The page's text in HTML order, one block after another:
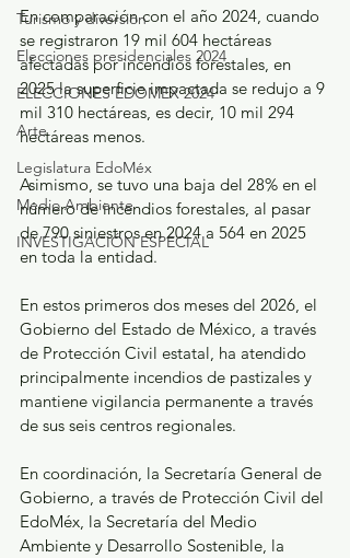
Turismo y diversión
Elecciones presidenciales 2024
ELECCIONES EDOMEX 2024
Arte
Legislatura EdoMéx
Medio Ambiente
INVESTIGACIÓN ESPECIAL
En comparación con el año 2024, cuando
se registraron 19 mil 604 hectáreas
afectadas por incendios forestales, en
2025 la superficie impactada se redujo a 9
mil 310 hectáreas, es decir, 10 mil 294
hectáreas menos.
Asimismo, se tuvo una baja del 28% en el
número de incendios forestales, al pasar
de 790 siniestros en 2024 a 564 en 2025
en toda la entidad.
En estos primeros dos meses del 2026, el
Gobierno del Estado de México, a través
de Protección Civil estatal, ha atendido
principalmente incendios de pastizales y
mantiene vigilancia permanente a través
de sus seis centros regionales.
En coordinación, la Secretaría General de
Gobierno, a través de Protección Civil del
EdoMéx, la Secretaría del Medio
Ambiente y Desarrollo Sostenible, la